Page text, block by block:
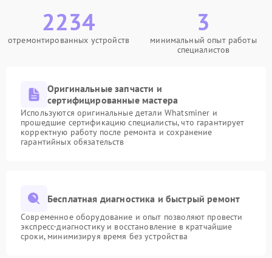
2234
отремонтированных устройств
3
минимальный опыт работы
специалистов
Оригинальные запчасти и
сертифицированные мастера
Используются оригинальные детали Whatsminer и
прошедшие сертификацию специалисты, что гарантирует
корректную работу после ремонта и сохранение
гарантийных обязательств
Бесплатная диагностика и быстрый ремонт
Современное оборудование и опыт позволяют провести
экспресс-диагностику и восстановление в кратчайшие
сроки, минимизируя время без устройства